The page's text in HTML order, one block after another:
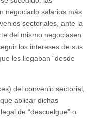
negociado salarios más
sectoriales, ante la
del mismo negociasen
los intereses de sus
les llegaban “desde
del convenio sectorial,
aplicar dichas
de “descuelgue” o